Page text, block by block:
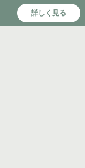
詳しく見る